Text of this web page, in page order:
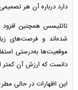
دارد درباره آن هر
تاتلیسس همچنین افزود
شده‌اند و فرصت‌های
موقعیت‌ها به‌درستی
دانست که ارزش آن کمتر
این اظهارات در حالی